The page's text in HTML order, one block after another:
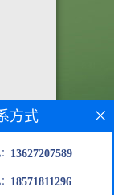
方式
13627207589
18571811296